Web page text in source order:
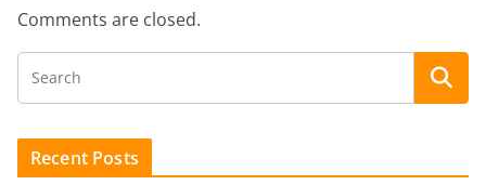
Comments are closed.
Recent Posts